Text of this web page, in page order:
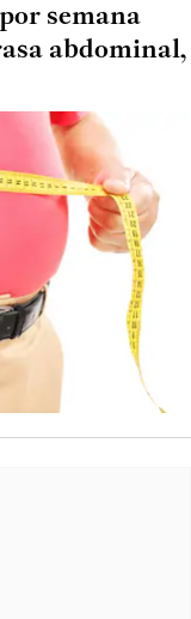
semana
abdominal,